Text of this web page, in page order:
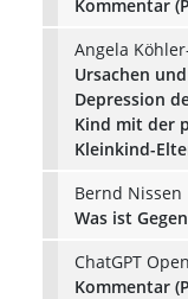
Kommentar
Angela
Ursachen
Depression
Kind mit der
Kleinkind-
Bernd Nissen
Was ist
ChatGPT
Kommentar